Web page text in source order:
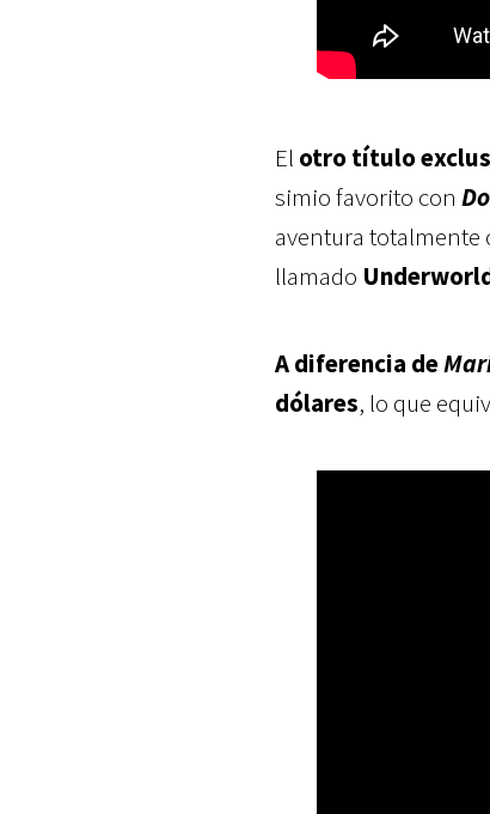
El otro título
simio favorito con
aventura totalmente
llamado
A diferencia de
dólares, lo que